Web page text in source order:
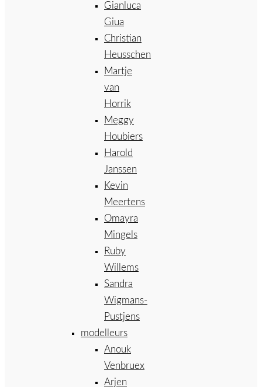
Gianluca
Giua
Christian
Heusschen
Martje
van
Horrik
Meggy
Houbiers
Harold
Janssen
Kevin
Meertens
Omayra
Mingels
Ruby
Willems
Sandra
Wigmans-
Pustjens
modelleurs
Anouk
Venbruex
Arjen